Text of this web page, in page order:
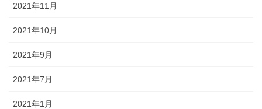
2021年11月
2021年10月
2021年9月
2021年7月
2021年1月